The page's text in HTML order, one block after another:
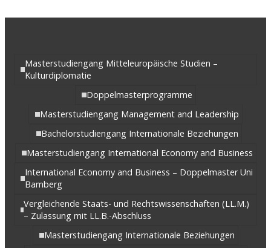
Masterstudiengang Mitteleuropäische Studien –
Kulturdiplomatie
Doppelmasterprogramme
Masterstudiengang Management and Leadership
Bachelorstudiengang Internationale Beziehungen
Masterstudiengang International Economy and Business
International Economy and Business – Doppelmaster Uni
Bamberg
Vergleichende Staats- und Rechtswissenschaften (LL.M.)
– Zulassung mit LL.B.-Abschluss
Masterstudiengang Internationale Beziehungen